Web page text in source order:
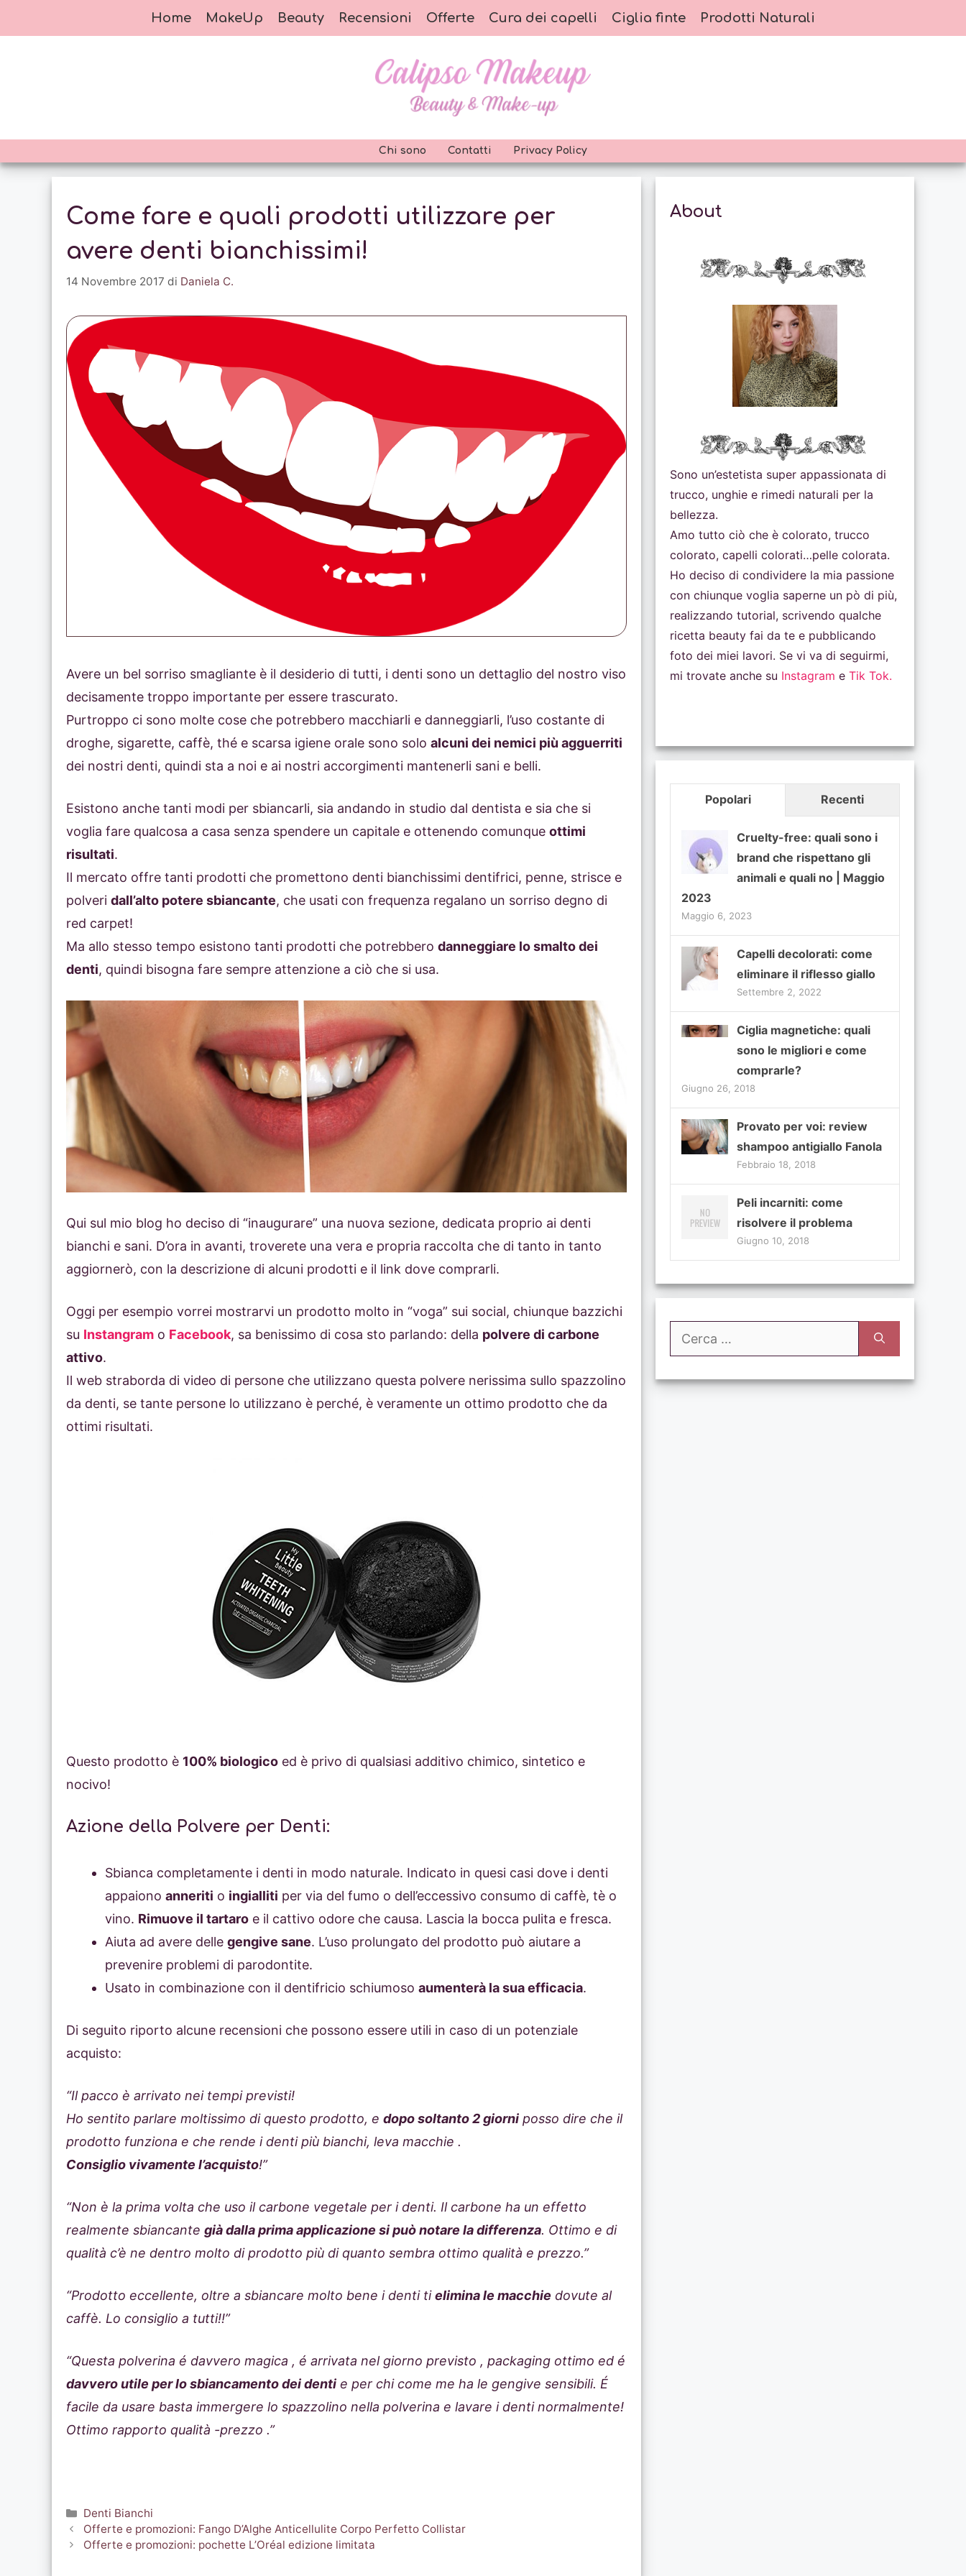
al
Home MakeUp Beauty Recensioni Offerte Cura dei capelli Ciglia finte Prodotti Naturali
Chi sono Contatti Privacy Policy
Come fare e quali prodotti utilizzare per
avere denti bianchissimi!
14 Novembre 2017 di Daniela C.
Avere un bel sorriso smagliante è il desiderio di tutti, i denti sono un dettaglio del nostro viso
decisamente troppo importante per essere trascurato.
Purtroppo ci sono molte cose che potrebbero macchiarli e danneggiarli, l’uso costante di
droghe, sigarette, caffè, thé e scarsa igiene orale sono solo alcuni dei nemici più agguerriti
dei nostri denti, quindi sta a noi e ai nostri accorgimenti mantenerli sani e belli.
Esistono anche tanti modi per sbiancarli, sia andando in studio dal dentista e sia che si
voglia fare qualcosa a casa senza spendere un capitale e ottenendo comunque ottimi
risultati.
Il mercato offre tanti prodotti che promettono denti bianchissimi dentifrici, penne, strisce e
polveri dall’alto potere sbiancante, che usati con frequenza regalano un sorriso degno di
red carpet!
Ma allo stesso tempo esistono tanti prodotti che potrebbero danneggiare lo smalto dei
denti, quindi bisogna fare sempre attenzione a ciò che si usa.
Qui sul mio blog ho deciso di “inaugurare” una nuova sezione, dedicata proprio ai denti
bianchi e sani. D’ora in avanti, troverete una vera e propria raccolta che di tanto in tanto
aggiornerò, con la descrizione di alcuni prodotti e il link dove comprarli.
Oggi per esempio vorrei mostrarvi un prodotto molto in “voga” sui social, chiunque bazzichi
su Instangram o Facebook, sa benissimo di cosa sto parlando: della polvere di carbone
attivo.
Il web straborda di video di persone che utilizzano questa polvere nerissima sullo spazzolino
da denti, se tante persone lo utilizzano è perché, è veramente un ottimo prodotto che da
ottimi risultati.
Questo prodotto è 100% biologico ed è privo di qualsiasi additivo chimico, sintetico e
nocivo!
Azione della Polvere per Denti:
Sbianca completamente i denti in modo naturale. Indicato in quesi casi dove i denti
appaiono anneriti o ingialliti per via del fumo o dell’eccessivo consumo di caffè, tè o
vino. Rimuove il tartaro e il cattivo odore che causa. Lascia la bocca pulita e fresca.
Aiuta ad avere delle gengive sane. L’uso prolungato del prodotto può aiutare a
prevenire problemi di parodontite.
Usato in combinazione con il dentifricio schiumoso aumenterà la sua efficacia.
Di seguito riporto alcune recensioni che possono essere utili in caso di un potenziale
acquisto:
“Il pacco è arrivato nei tempi previsti!
Ho sentito parlare moltissimo di questo prodotto, e dopo soltanto 2 giorni posso dire che il
prodotto funziona e che rende i denti più bianchi, leva macchie .
Consiglio vivamente l’acquisto!”
“Non è la prima volta che uso il carbone vegetale per i denti. Il carbone ha un effetto
realmente sbiancante già dalla prima applicazione si può notare la differenza. Ottimo e di
qualità c’è ne dentro molto di prodotto più di quanto sembra ottimo qualità e prezzo.”
“Prodotto eccellente, oltre a sbiancare molto bene i denti tielimina le macchie dovute al
caffè. Lo consiglio a tutti!!”
“Questa polverina é davvero magica , é arrivata nel giorno previsto , packaging ottimo ed é
davvero utile per lo sbiancamento dei denti e per chi come me ha le gengive sensibili. É
facile da usare basta immergere lo spazzolino nella polverina e lavare i denti normalmente!
Ottimo rapporto qualità -prezzo .”
Categorie
Denti Bianchi
Offerte e promozioni: Fango D’Alghe Anticellulite Corpo Perfetto Collistar
Offerte e promozioni: pochette L’Oréal edizione limitata
About
Sono un’estetista super appassionata di
trucco, unghie e rimedi naturali per la
bellezza.
Amo tutto ciò che è colorato, trucco
colorato, capelli colorati…pelle colorata.
Ho deciso di condividere la mia passione
con chiunque voglia saperne un pò di più,
realizzando tutorial, scrivendo qualche
ricetta beauty fai da te e pubblicando
foto dei miei lavori. Se vi va di seguirmi,
mi trovate anche su Instagram e Tik Tok.
Popolari Recenti
Cruelty-free: quali sono i
brand che rispettano gli
animali e quali no | Maggio
2023
Maggio 6, 2023
Capelli decolorati: come
eliminare il riflesso giallo
Settembre 2, 2022
Ciglia magnetiche: quali
sono le migliori e come
comprarle?
Giugno 26, 2018
Provato per voi: review
shampoo antigiallo Fanola
Febbraio 18, 2018
Peli incarniti: come
risolvere il problema
Giugno 10, 2018
Ricerca